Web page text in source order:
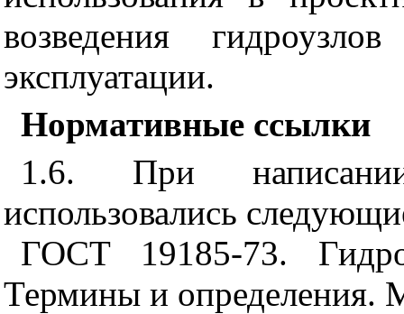
возведения
эксплуатации.
Нормативные ссылки
1.6. При
использовались
ГОСТ 19185-73.
Термины и определения.